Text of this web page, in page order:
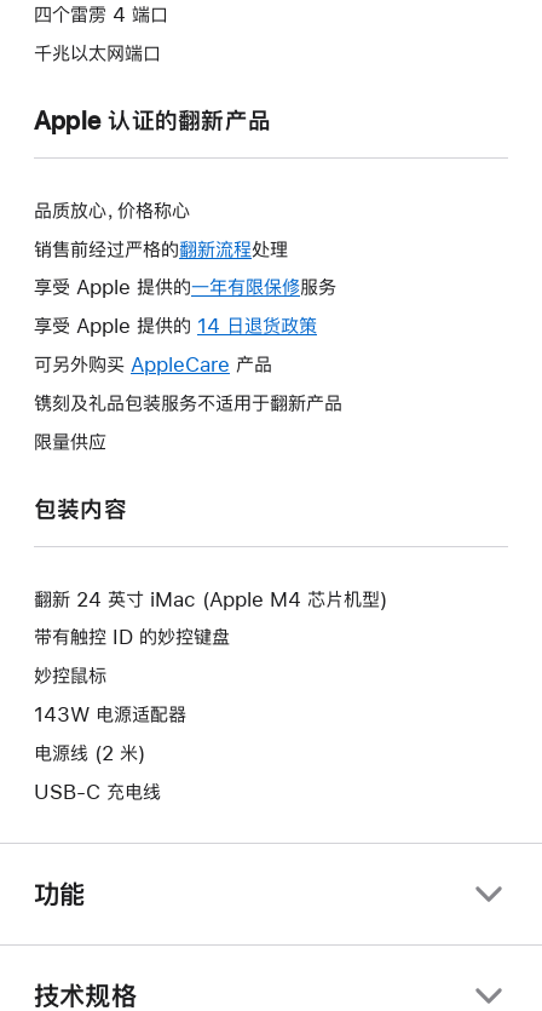
四个雷雳 4 端口
千兆以太网端口
Apple 认证的翻新产品
品质放心，价格称心
销售前经过严格的翻新流程处理
享受 Apple 提供的一年有限保修此
操
打
服务
享受 Apple 提供的 14 日退货政策
将
口。
可另外购买 AppleCare 此
操
新
窗
产品
镌刻及礼品包装服务不适用于翻新产品
限量供应
包装内容
翻新 24 英寸 iMac (Apple M4 芯片机型)
带有触控 ID 的妙控键盘
妙控鼠标
143W 电源适配器
电源线 (2 米)
USB-C 充电线
功能
技术规格